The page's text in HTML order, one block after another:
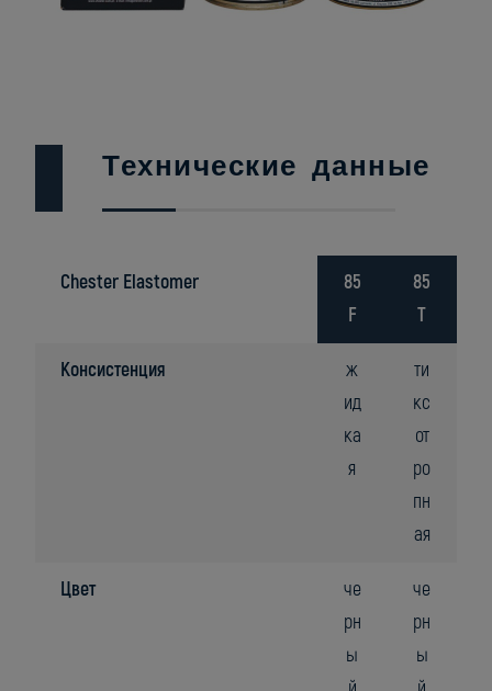
Технические данные
Chester Elastomer
85
F
85
T
Консистенция
ж
ид
ка
я
ти
кс
от
ро
пн
ая
Цвет
че
рн
ы
че
рн
ы